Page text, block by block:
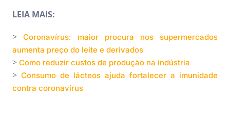
LEIA MAIS:
> Coronavírus: maior procura nos supermercados
aumenta preço do leite e derivados
> Como reduzir custos de produção na indústria
> Consumo de lácteos ajuda fortalecer a imunidade
contra coronavírus